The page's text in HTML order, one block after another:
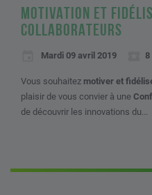
MOTIVATION ET
COLLABORATEURS
Mardi 09 avril 2019
Vous souhaitez motiver et
plaisir de vous convier à une
de découvrir les innovations du...